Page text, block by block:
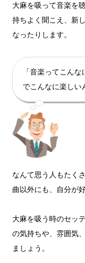
大麻を吸って音楽を
持ちよく聞こえ、新
なったりします。
「音楽ってこん
でこんなに楽しい
なんて思う人もたく
曲以外にも、自分が
大麻を吸う時のセッ
の気持ちや、雰囲気
ましょう。